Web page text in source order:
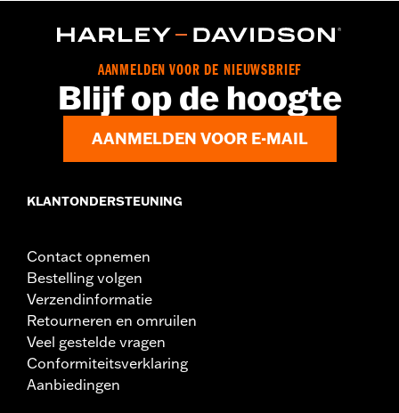
AANMELDEN VOOR DE NIEUWSBRIEF
Blijf op de hoogte
AANMELDEN VOOR E-MAIL
KLANTONDERSTEUNING
Contact opnemen
Bestelling volgen
Verzendinformatie
Retourneren en omruilen
Veel gestelde vragen
Conformiteitsverklaring
Aanbiedingen